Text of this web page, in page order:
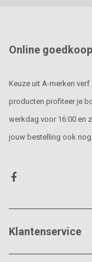
Online
Keuze uit A-merken
producten profiteer je
werkdag voor 16:00 en
jouw bestelling ook
Klantenservice